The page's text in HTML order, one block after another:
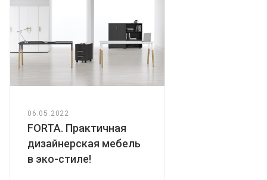
06.05.2022
FORTA. Практичная
дизайнерская мебель
в эко-стиле!